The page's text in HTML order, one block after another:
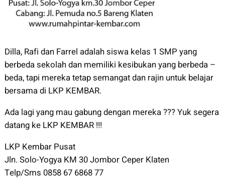
Dilla, Rafi dan Farrel adalah siswa kelas 1 SMP yang
berbeda sekolah dan memiliki kesibukan yang berbeda –
beda, tapi mereka tetap semangat dan rajin untuk belajar
bersama di LKP KEMBAR.
Ada lagi yang mau gabung dengan mereka ??? Yuk segera
datang ke LKP KEMBAR !!!
LKP Kembar Pusat
Jln. Solo-Yogya KM 30 Jombor Ceper Klaten
Telp/Sms 0858 67 6868 77